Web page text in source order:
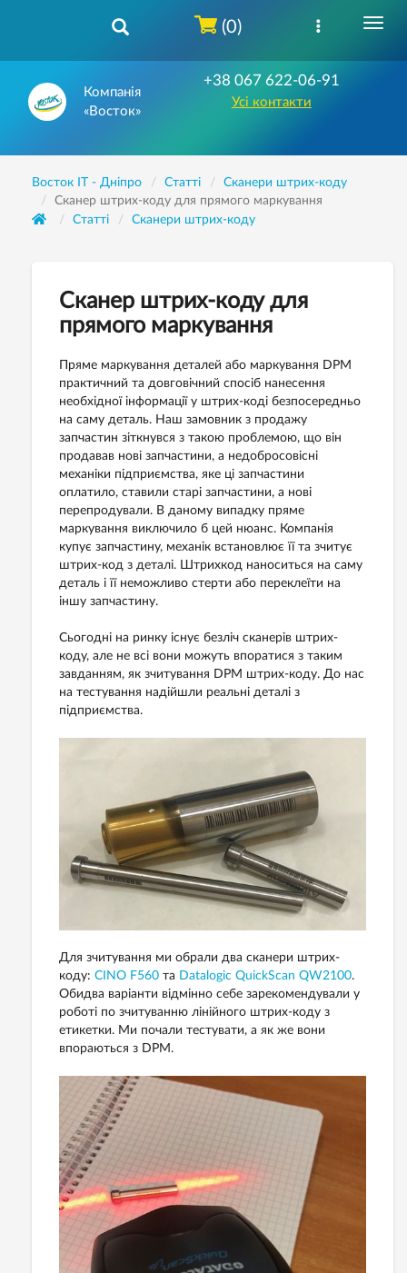
Компанія
«Восток»
+38 067 622-06-91
Усі контакти
(0)
Восток IT - Дніпро Статті
Сканери штрих-коду
Сканер штрих-коду для прямого маркування
Статті
Сканери штрих-коду
Сканер штрих-коду для
прямого маркування
Пряме маркування деталей або маркування DPM
практичний та довговічний спосіб нанесення
необхідної інформації у штрих-коді безпосередньо
на саму деталь. Наш замовник з продажу
запчастин зіткнувся з такою проблемою, що він
продавав нові запчастини, а недобросовісні
механіки підприємства, яке ці запчастини
оплатило, ставили старі запчастини, а нові
перепродували. В даному випадку пряме
маркування виключило б цей нюанс. Компанія
купує запчастину, механік встановлює її та зчитує
штрих-код з деталі. Штрихкод наноситься на саму
деталь і її неможливо стерти або переклеїти на
іншу запчастину.
Сьогодні на ринку існує безліч сканерів штрих-
коду, але не всі вони можуть впоратися з таким
завданням, як зчитування DPM штрих-коду. До нас
на тестування надійшли реальні деталі з
підприємства.
Для зчитування ми обрали два сканери штрих-
коду: CINO F560 та Datalogic QuickScan QW2100.
Обидва варіанти відмінно себе зарекомендували у
роботі по зчитуванню лінійного штрих-коду з
етикетки. Ми почали тестувати, а як же вони
впораються з DPM.